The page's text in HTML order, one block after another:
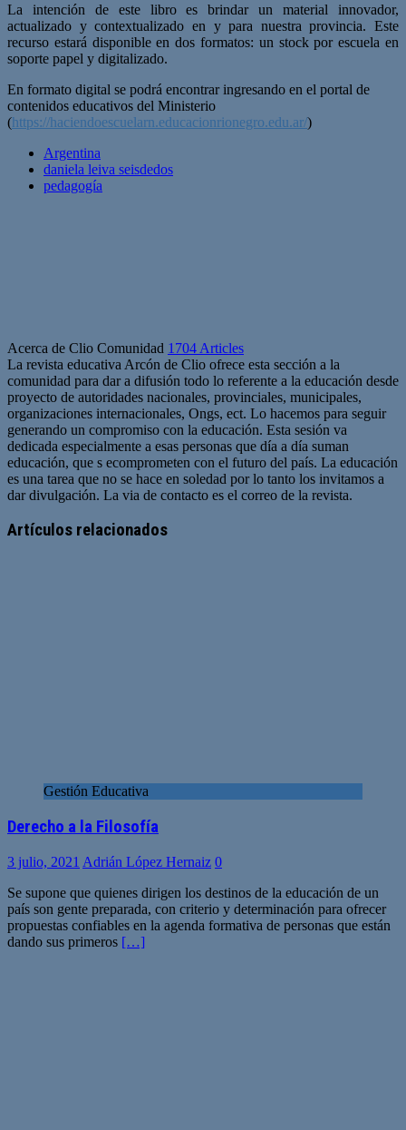
La intención de este libro es brindar un material innovador,
actualizado y contextualizado en y para nuestra provincia. Este
recurso estará disponible en dos formatos: un stock por escuela en
soporte papel y digitalizado.
En formato digital se podrá encontrar ingresando en el portal de
contenidos educativos del Ministerio
(https://haciendoescuelarn.educacionrionegro.edu.ar/)
Argentina
daniela leiva seisdedos
pedagogía
Acerca de Clio Comunidad 1704 Articles
La revista educativa Arcón de Clio ofrece esta sección a la
comunidad para dar a difusión todo lo referente a la educación desde
proyecto de autoridades nacionales, provinciales, municipales,
organizaciones internacionales, Ongs, ect. Lo hacemos para seguir
generando un compromiso con la educación. Esta sesión va
dedicada especialmente a esas personas que día a día suman
educación, que s ecomprometen con el futuro del país. La educación
es una tarea que no se hace en soledad por lo tanto los invitamos a
dar divulgación. La via de contacto es el correo de la revista.
web
Artículos relacionados
Gestión Educativa
Derecho a la Filosofía
3 julio, 2021 Adrián López Hernaiz 0
Se supone que quienes dirigen los destinos de la educación de un
país son gente preparada, con criterio y determinación para ofrecer
propuestas confiables en la agenda formativa de personas que están
dando sus primeros […]